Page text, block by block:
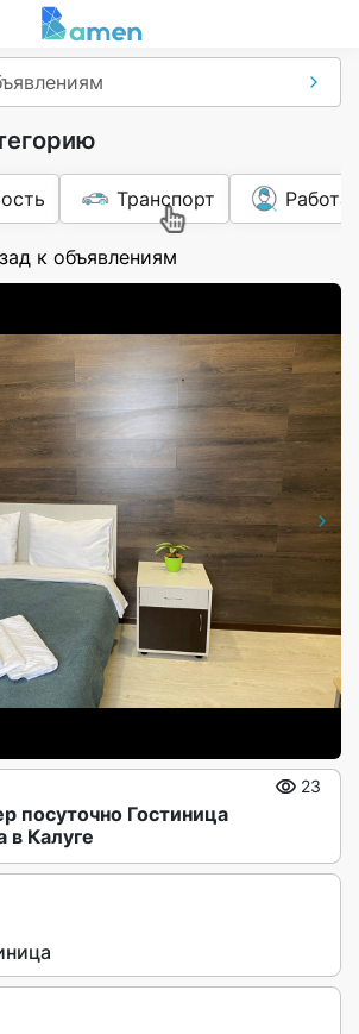
Транспорт Работа
к объявлениям
посуточно Гостиница
в Калуге
23